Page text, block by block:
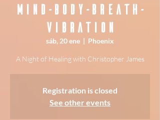
Mind-Body-Breath-
Vibration
sáb, 20 ene
  |
Phoenix
A Night of Healing with Christopher James
Registration is closed
See other events